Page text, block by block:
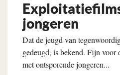
jongeren
Dat de jeugd van
gedeugd, is bekend. Fijn
met ontsporende jongeren...